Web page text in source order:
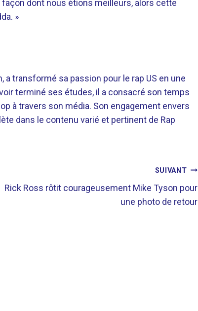
dont nous étions meilleurs, alors cette
»
a transformé sa passion pour le rap US en une
terminé ses études, il a consacré son temps
à travers son média. Son engagement envers
dans le contenu varié et pertinent de Rap
SUIVANT
Rick Ross rôtit courageusement Mike Tyson pour
une photo de retour